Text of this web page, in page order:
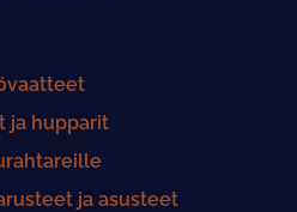
ja hupparit
ja asusteet